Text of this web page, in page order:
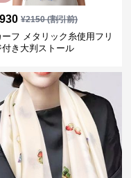
¥2150(割引前)
ーフ メタリック糸使用フリ
付き大判ストール